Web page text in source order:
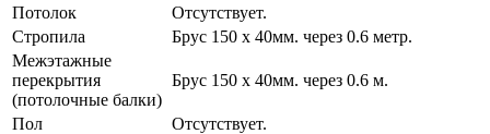
Потолок
Отсутствует.
Стропила
Брус 150 х 40мм. через 0.6 метр.
Межэтажные
перекрытия
(потолочные балки)
Брус 150 х 40мм. через 0.6 м.
Пол
Отсутствует.